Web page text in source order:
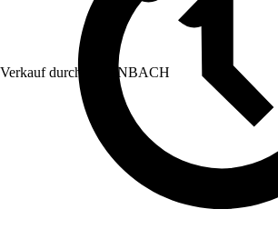
Verkauf durch: HORNBACH